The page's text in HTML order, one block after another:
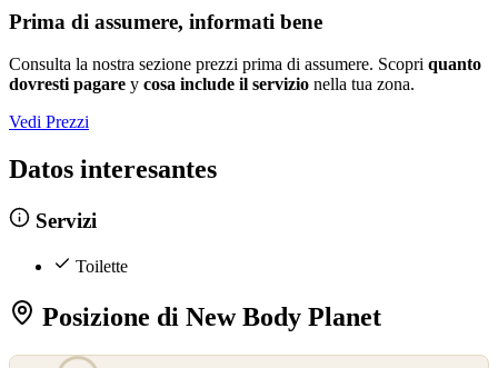
Prima di assumere, informati bene
Consulta la nostra sezione prezzi prima di assumere. Scopri quanto
dovresti pagare y cosa include il servizio nella tua zona.
Vedi Prezzi
Datos interesantes
Servizi
Toilette
Posizione di New Body Planet